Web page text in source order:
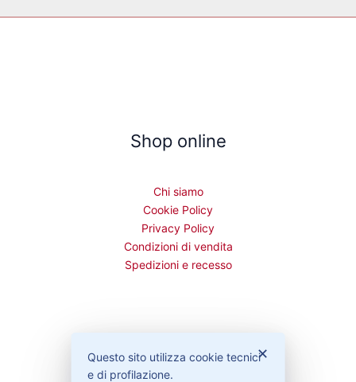
Shop online
Chi siamo
Cookie Policy
Privacy Policy
Condizioni di vendita
Spedizioni e recesso
✕
Questo sito utilizza cookie tecnici
e di profilazione.